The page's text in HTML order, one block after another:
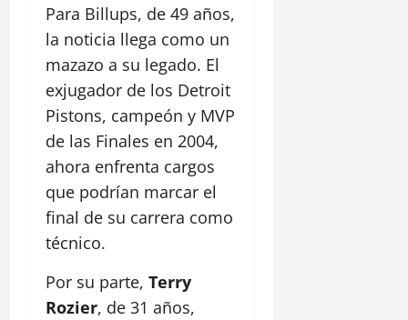
Para Billups, de 49 años,
la noticia llega como un
mazazo a su legado. El
exjugador de los Detroit
Pistons, campeón y MVP
de las Finales en 2004,
ahora enfrenta cargos
que podrían marcar el
final de su carrera como
técnico.
Por su parte, Terry
Rozier, de 31 años,